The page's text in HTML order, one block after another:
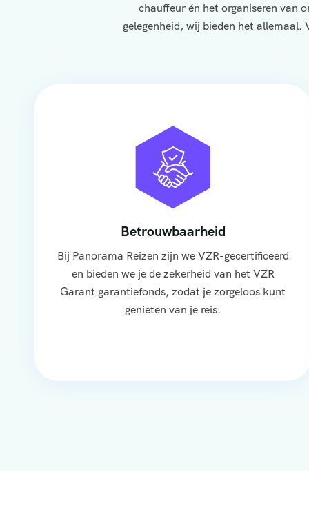
chauffeur én het organiseren van
gelegenheid, wij bieden het allemaal.
Betrouwbaarheid
Bij Panorama Reizen zijn we VZR-gecertificeerd
en bieden we je de zekerheid van het VZR
Garant garantiefonds, zodat je zorgeloos kunt
genieten van je reis.